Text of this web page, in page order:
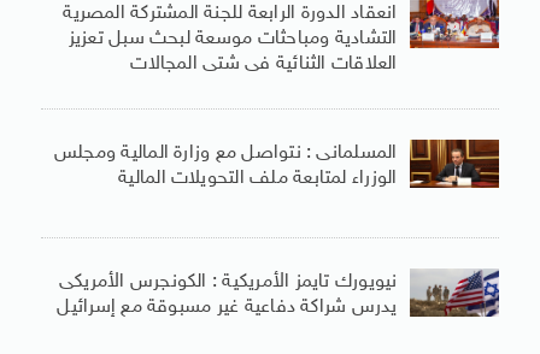
انعقاد الدورة الرابعة للجنة المشتركة المصرية
التشادية ومباحثات موسعة لبحث سبل تعزيز
العلاقات الثنائية فى شتى المجالات
المسلمانى : نتواصل مع وزارة المالية ومجلس
الوزراء لمتابعة ملف التحويلات المالية
نيويورك تايمز الأمريكية : الكونجرس الأمريكى
يدرس شراكة دفاعية غير مسبوقة مع إسرائيل